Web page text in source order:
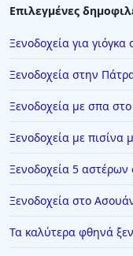
Επιλεγμένες
Ξενοδοχεία για γιόγκα
Ξενοδοχεία στην
Ξενοδοχεία με σπα
Ξενοδοχεία με
Ξενοδοχεία 5 αστέρων
Ξενοδοχεία στο
Τα καλύτερα φθηνά